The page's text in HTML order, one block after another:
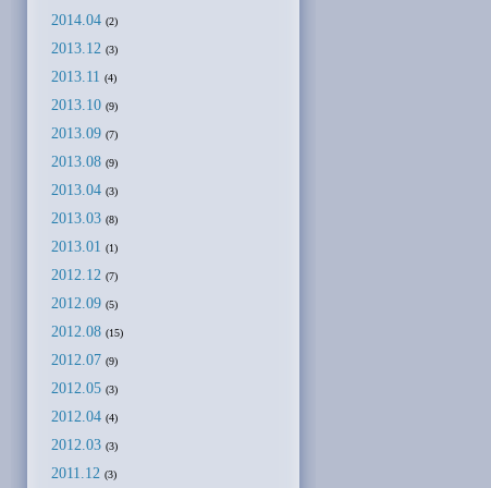
2014.04 (2)
2013.12 (3)
2013.11 (4)
2013.10 (9)
2013.09 (7)
2013.08 (9)
2013.04 (3)
2013.03 (8)
2013.01 (1)
2012.12 (7)
2012.09 (5)
2012.08 (15)
2012.07 (9)
2012.05 (3)
2012.04 (4)
2012.03 (3)
2011.12 (3)